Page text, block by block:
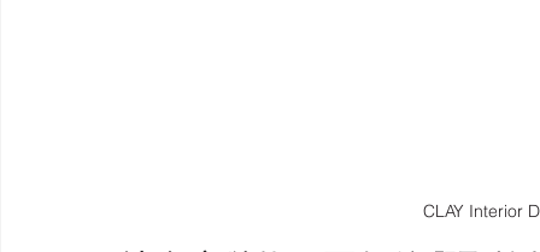
CLAY Interior